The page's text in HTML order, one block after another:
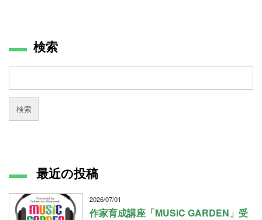
検索
最近の投稿
2026/07/01
作家育成講座「MUSiC GARDEN」受